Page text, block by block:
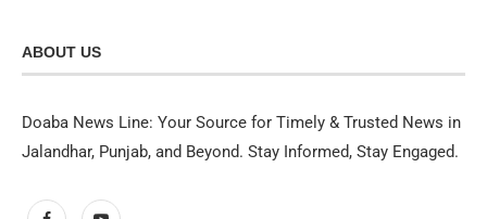
ABOUT US
Doaba News Line: Your Source for Timely & Trusted News in
Jalandhar, Punjab, and Beyond. Stay Informed, Stay Engaged.